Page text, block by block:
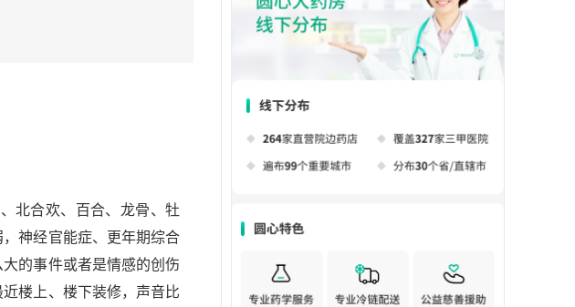
北合欢、百合、龙骨、牡
神经官能症、更年期综合
的事件或者是情感的创伤
楼上、楼下装修，声音比